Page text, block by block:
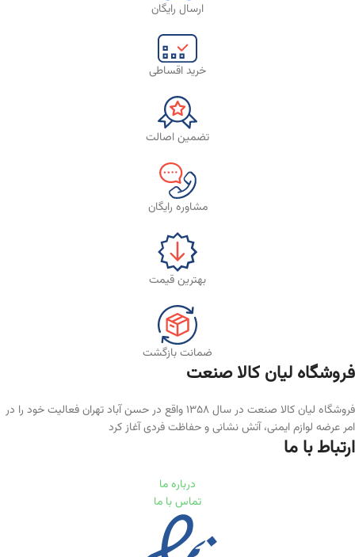
ارسال رایگان
خرید اقساطی
تضمین اصالت
مشاوره رایگان
بهترین قیمت
ضمانت بازگشت
فروشگاه لیان‌ کالا صنعت
فروشگاه لیان کالا صنعت در سال ۱۳۵۸ واقع در حسن آباد تهران فعالیت خود را در
امر عرضه لوازم ایمنی، آتش نشانی و حفاظت فردی آغاز کرد
ارتباط با ما
درباره ما
تماس با ما